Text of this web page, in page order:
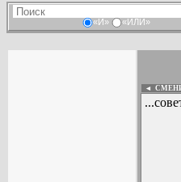
«И» «ИЛИ»
◄